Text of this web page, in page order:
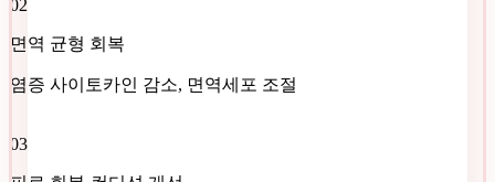
02
면역 균형 회복
염증 사이토카인 감소, 면역세포 조절
03